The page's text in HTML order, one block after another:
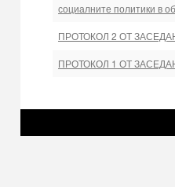
социалните политики в
ПРОТОКОЛ 2 ОТ
ПРОТОКОЛ 1 ОТ